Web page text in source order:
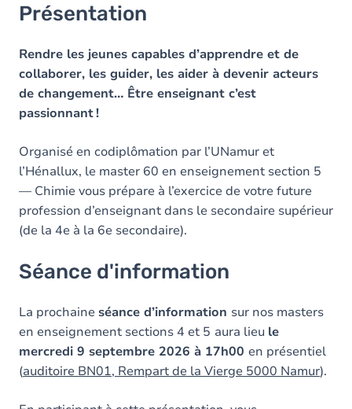
Présentation
Rendre les jeunes capables d’apprendre et de
collaborer, les guider, les aider à devenir acteurs
de changement… Être enseignant c’est
passionnant !
Organisé en codiplômation par l’UNamur et
l’Hénallux, le master 60 en enseignement section 5
— Chimie vous prépare à l’exercice de votre future
profession d’enseignant dans le secondaire supérieur
(de la 4e à la 6e secondaire).
Séance d'information
La prochaine séance d’information sur nos masters
en enseignement sections 4 et 5 aura lieu le
mercredi 9 septembre 2026 à 17h00 en présentiel
(auditoire BN01, Rempart de la Vierge 5000 Namur).